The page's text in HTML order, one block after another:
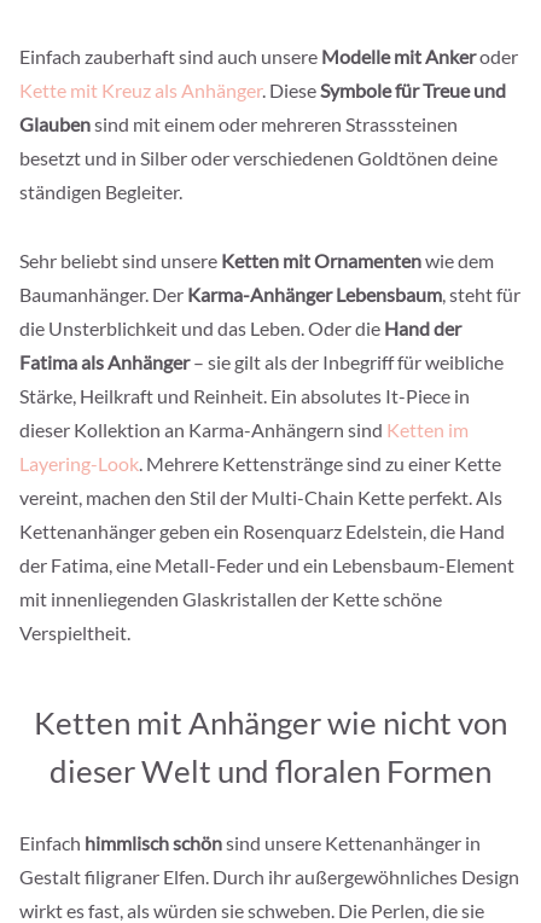
Einfach zauberhaft sind auch unsere Modelle mit Ankeroder
Kette mit Kreuz als Anhänger. DieseSymbole für Treue und
Glaubensind mit einem oder mehreren Strasssteinen
besetzt und in Silber oder verschiedenen Goldtönen deine
ständigen Begleiter.
Sehr beliebt sind unsere Ketten mit Ornamentenwie dem
Baumanhänger. Der Karma-Anhänger Lebensbaum, steht für
die Unsterblichkeit und das Leben. Oder die Hand der
Fatima als Anhänger– sie gilt als der Inbegriff für weibliche
Stärke, Heilkraft und Reinheit. Ein absolutes It-Piece in
dieser Kollektion an Karma-Anhängern sind Ketten im
Layering-Look. Mehrere Kettenstränge sind zu einer Kette
vereint, machen den Stil der Multi-Chain Kette perfekt. Als
Kettenanhänger geben ein Rosenquarz Edelstein, die Hand
der Fatima, eine Metall-Feder und ein Lebensbaum-Element
mit innenliegenden Glaskristallen der Kette schöne
Verspieltheit.
Ketten mit Anhänger wie nicht von
dieser Welt und floralen Formen
Einfach himmlisch schönsind unsere Kettenanhänger in
Gestalt filigraner Elfen. Durch ihr außergewöhnliches Design
wirkt es fast, als würden sie schweben. Die Perlen, die sie